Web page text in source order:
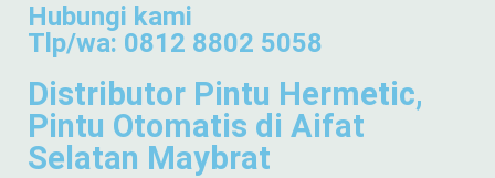
Hubungi kami
Tlp/wa: 0812 8802 5058
Distributor Pintu Hermetic,
Pintu Otomatis di Aifat
Selatan Maybrat